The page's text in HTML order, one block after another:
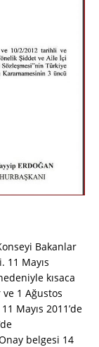
Bakanlar
11 Mayıs
kısaca
1 Ağustos
Mayıs 2011’de
belgesi 14